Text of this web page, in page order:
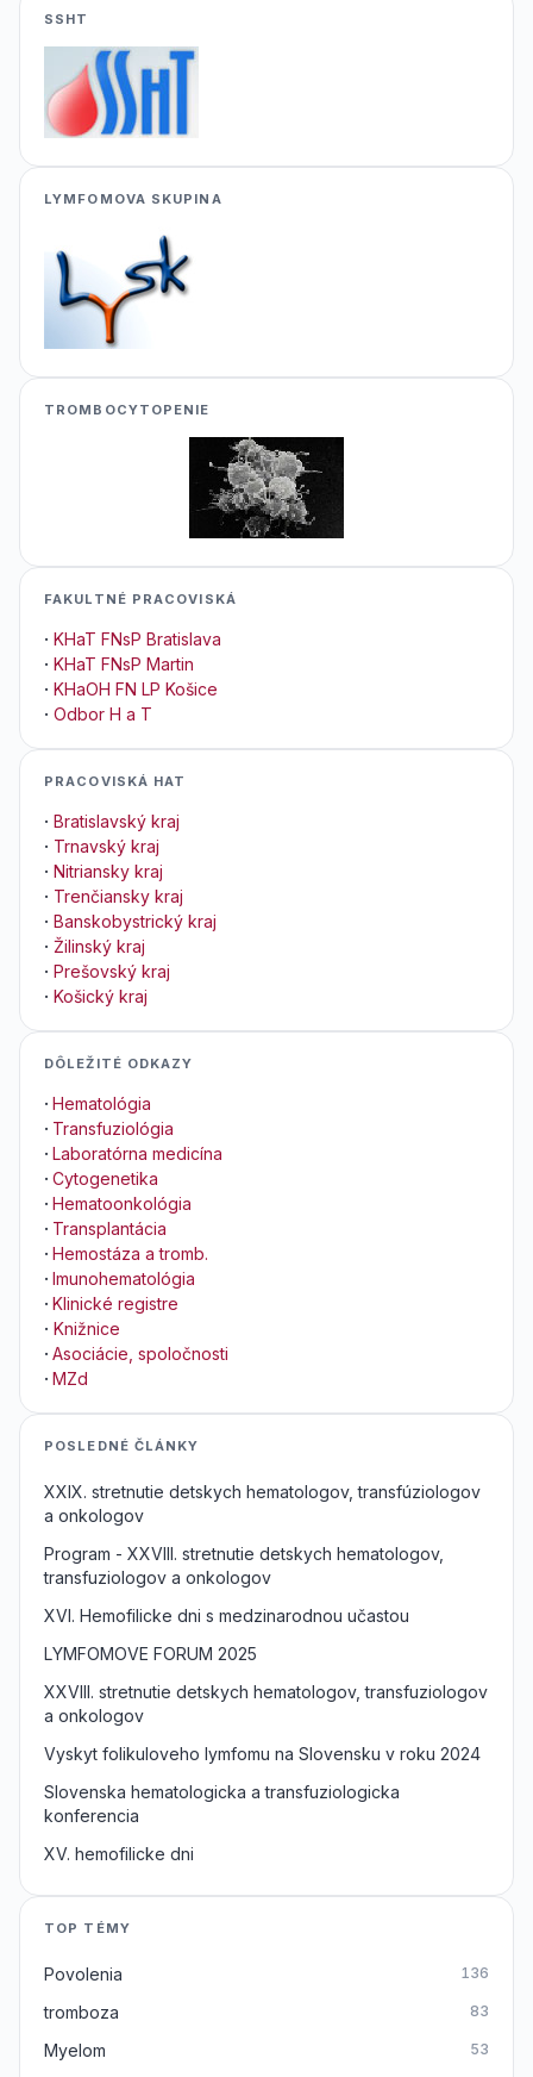
SSHT
LYMFOMOVA SKUPINA
TROMBOCYTOPENIE
FAKULTNÉ PRACOVISKÁ
· KHaT FNsP Bratislava
· KHaT FNsP Martin
· KHaOH FN LP Košice
· Odbor H a T
PRACOVISKÁ HAT
· Bratislavský kraj
· Trnavský kraj
· Nitriansky kraj
· Trenčiansky kraj
· Banskobystrický kraj
· Žilinský kraj
· Prešovský kraj
· Košický kraj
DÔLEŽITÉ ODKAZY
· Hematológia
· Transfuziológia
· Laboratórna medicína
· Cytogenetika
· Hematoonkológia
· Transplantácia
· Hemostáza a tromb.
· Imunohematológia
· Klinické registre
· Knižnice
· Asociácie, spoločnosti
· MZd
POSLEDNÉ ČLÁNKY
XXIX. stretnutie detskych hematologov, transfúziologov
a onkologov
Program - XXVIII. stretnutie detskych hematologov,
transfuziologov a onkologov
XVI. Hemofilicke dni s medzinarodnou učastou
LYMFOMOVE FORUM 2025
XXVIII. stretnutie detskych hematologov, transfuziologov
a onkologov
Vyskyt folikuloveho lymfomu na Slovensku v roku 2024
Slovenska hematologicka a transfuziologicka
konferencia
XV. hemofilicke dni
TOP TÉMY
Povolenia 136
tromboza 83
Myelom 53